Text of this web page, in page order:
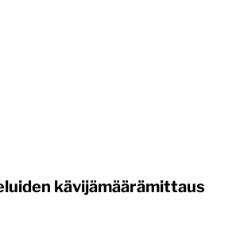
kävijämäärämittaus